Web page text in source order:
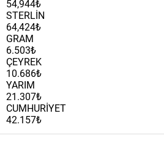
54,944₺
STERLİN
64,424₺
GRAM
6.503₺
ÇEYREK
10.686₺
YARIM
21.307₺
CUMHURİYET
42.157₺